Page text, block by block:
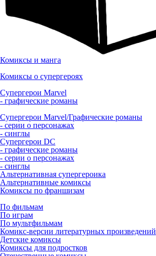
Комиксы и манга
Комиксы о супергероях
Супергерои Marvel
- графические романы
Супергерои Marvel/Графические романы
- серии о персонажах
- синглы
Супергерои DC
- графические романы
- серии о персонажах
- синглы
Альтернативная супергероика
Альтернативные комиксы
Комиксы по франшизам
По фильмам
По играм
По мультфильмам
Комикс-версии литературных произведений
Детские комиксы
Комиксы для подростков